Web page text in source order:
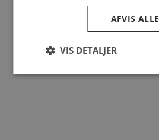
AFVIS ALLE
VIS DETALJER